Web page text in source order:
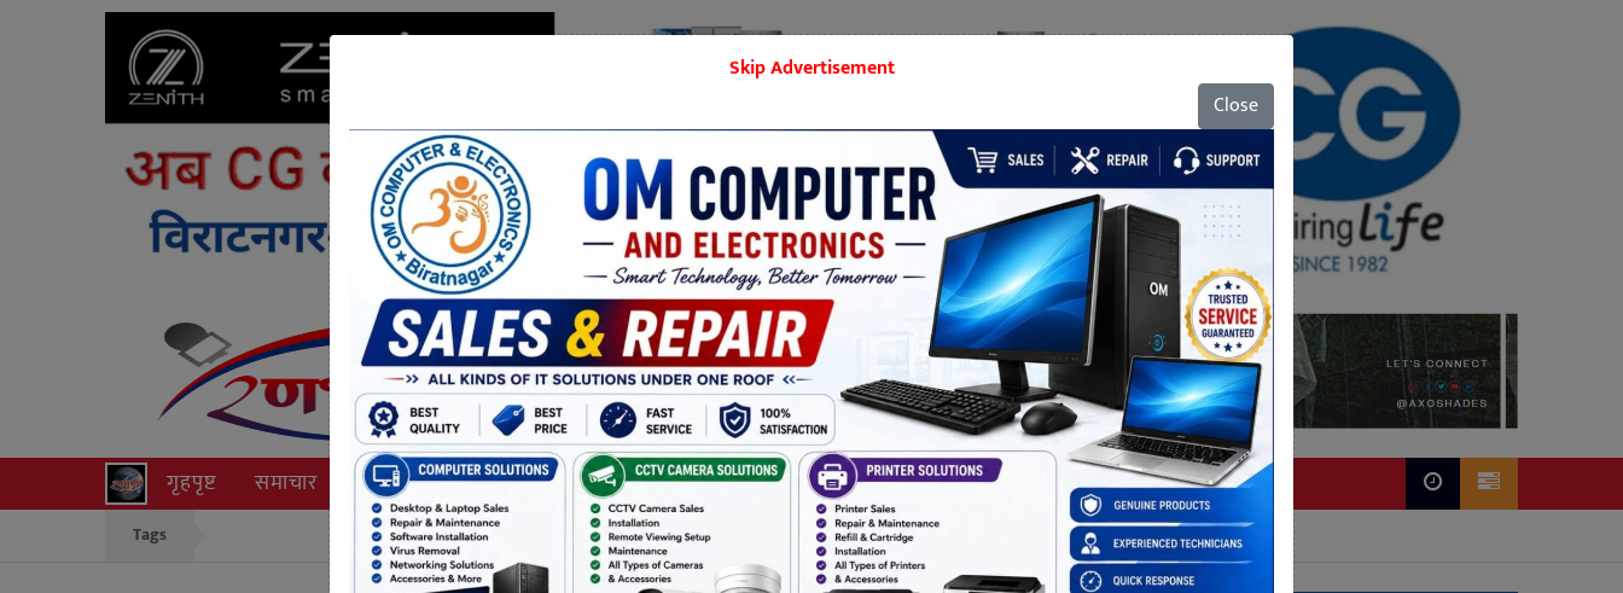
गृहपृष्ट समाचार राजनीति अपराध बिराटनगर मनोरञ्जन शिक्षा समाज खेलकुद
Tags
Skip Advertisement
Close